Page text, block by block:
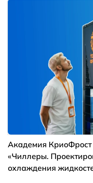
Академия КриоФрост
«Чиллеры.
охлаждения